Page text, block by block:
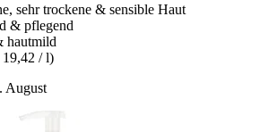
sehr trockene & sensible Haut
& pflegend
hautmild
19,42 / l)
August